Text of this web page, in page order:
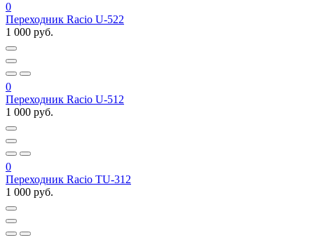
0
Переходник Racio U-522
1 000 руб.
0
Переходник Racio U-512
1 000 руб.
0
Переходник Racio TU-312
1 000 руб.